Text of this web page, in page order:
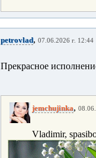
petrovlad, 07.06.2026 г. 12:44
Прекрасное
jemchujinka,
Vladimir,